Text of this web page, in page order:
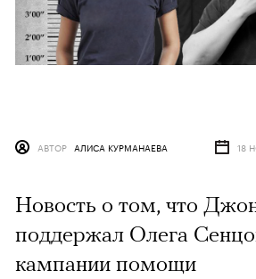
АВТОР АЛИСА КУРМАНАЕВА 18
Новость о том, что
поддержал Олега
кампании помощи